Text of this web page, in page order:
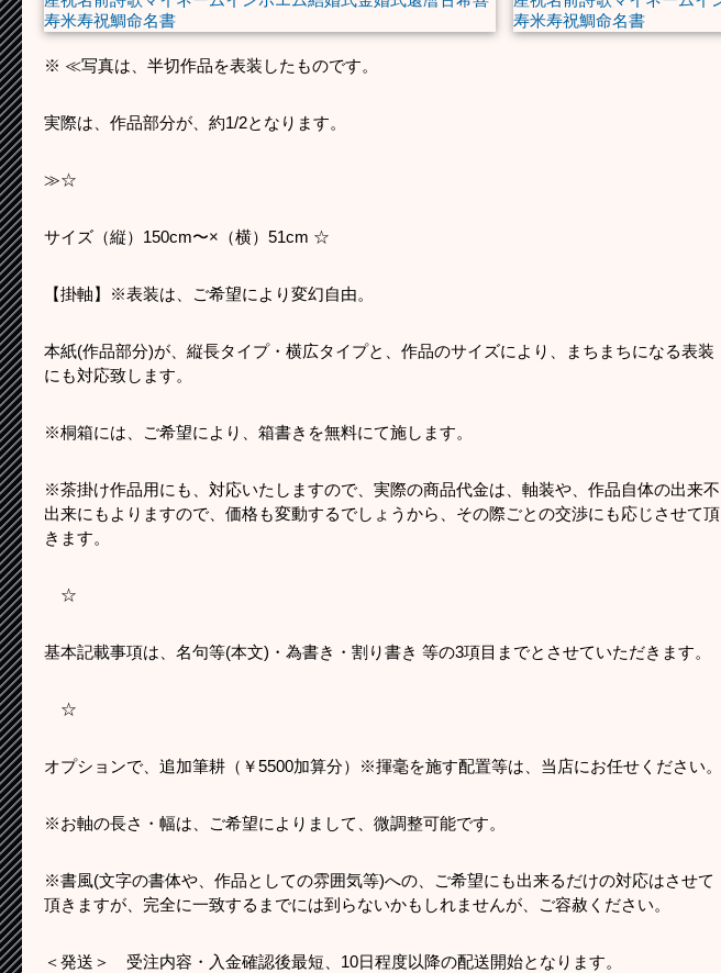
※ ≪写真は、半切作品を表装したものです。
実際は、作品部分が、約1/2となります。
≫☆
サイズ（縦）150cm〜×（横）51cm ☆
【掛軸】※表装は、ご希望により変幻自由。
本紙(作品部分)が、縦長タイプ・横広タイプと、作品のサイズにより、まちまちになる表装
にも対応致します。
※桐箱には、ご希望により、箱書きを無料にて施します。
※茶掛け作品用にも、対応いたしますので、実際の商品代金は、軸装や、作品自体の出来不
出来にもよりますので、価格も変動するでしょうから、その際ごとの交渉にも応じさせて頂
きます。
☆
基本記載事項は、名句等(本文)・為書き・割り書き 等の3項目までとさせていただきます。
☆
オプションで、追加筆耕（￥5500加算分）※揮毫を施す配置等は、当店にお任せください。
※お軸の長さ・幅は、ご希望によりまして、微調整可能です。
※書風(文字の書体や、作品としての雰囲気等)への、ご希望にも出来るだけの対応はさせて
頂きますが、完全に一致するまでには到らないかもしれませんが、ご容赦ください。
＜発送＞ 受注内容・入金確認後最短、10日程度以降の配送開始となります。